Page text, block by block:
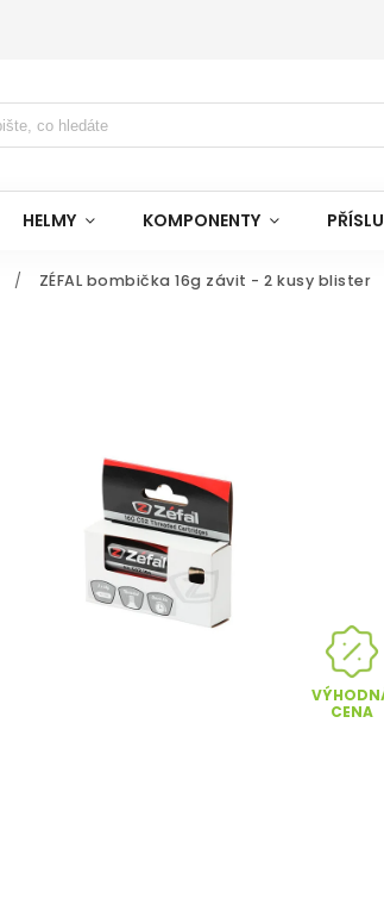
HELMY KOMPONENTY
/ ZÉFAL bombička 16g závit - 2 kusy blister
CENA